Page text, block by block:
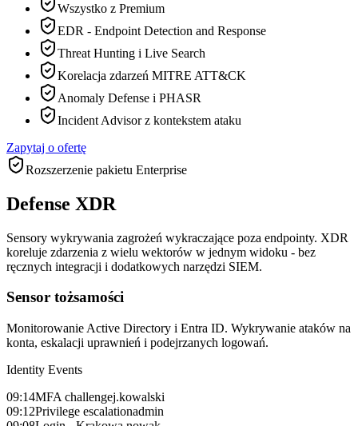
Wszystko z Premium
EDR - Endpoint Detection and Response
Threat Hunting i Live Search
Korelacja zdarzeń MITRE ATT&CK
Anomaly Defense i PHASR
Incident Advisor z kontekstem ataku
Zapytaj o ofertę
Rozszerzenie pakietu Enterprise
Defense XDR
Sensory wykrywania zagrożeń wykraczające poza endpointy. XDR
koreluje zdarzenia z wielu wektorów w jednym widoku - bez
ręcznych integracji i dodatkowych narzędzi SIEM.
Sensor tożsamości
Monitorowanie Active Directory i Entra ID. Wykrywanie ataków na
konta, eskalacji uprawnień i podejrzanych logowań.
Identity Events
09:14MFA challengej.kowalski
09:12Privilege escalationadmin